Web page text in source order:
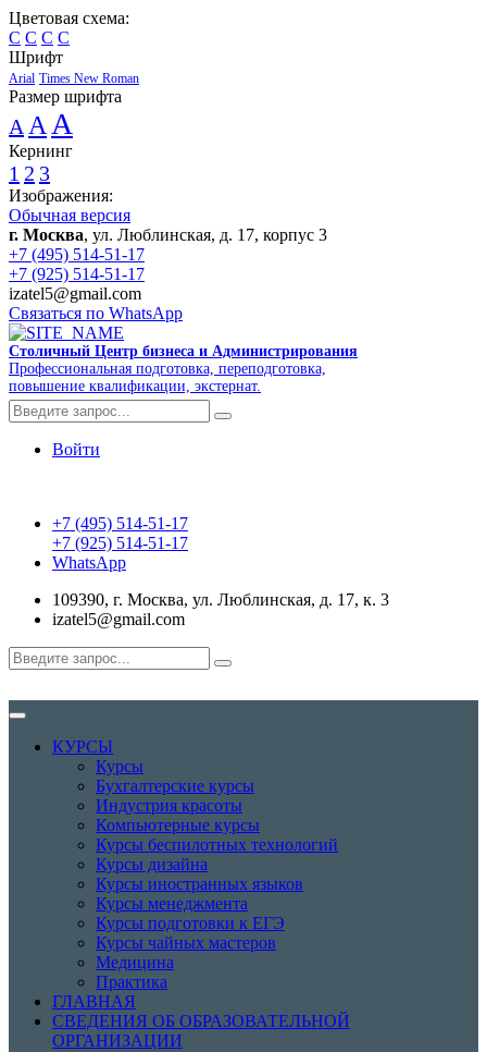
Цветовая схема:
C C C C
Шрифт
Arial Times New Roman
Размер шрифта
A A A
Кернинг
1 2 3
Изображения:
Обычная версия
г. Москва, ул. Люблинская, д. 17, корпус 3
+7 (495) 514-51-17
+7 (925) 514-51-17
izatel5@gmail.com
Связаться по WhatsApp
Столичный Центр бизнеса и Администрирования
Профессиональная подготовка, переподготовка,
повышение квалификации, экстернат.
Войти
+7 (495) 514-51-17
+7 (925) 514-51-17
WhatsApp
109390, г. Москва, ул. Люблинская, д. 17, к. 3
izatel5@gmail.com
КУРСЫ
Курсы
Бухгалтерские курсы
Индустрия красоты
Компьютерные курсы
Курсы беспилотных технологий
Курсы дизайна
Курсы иностранных языков
Курсы менеджмента
Курсы подготовки к ЕГЭ
Курсы чайных мастеров
Медицина
Практика
ГЛАВНАЯ
СВЕДЕНИЯ ОБ ОБРАЗОВАТЕЛЬНОЙ
ОРГАНИЗАЦИИ